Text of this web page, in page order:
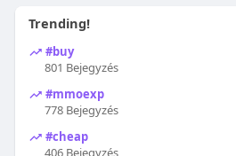
Trending!
#buy
801 Bejegyzés
#mmoexp
778 Bejegyzés
#cheap
406 Bejegyzés